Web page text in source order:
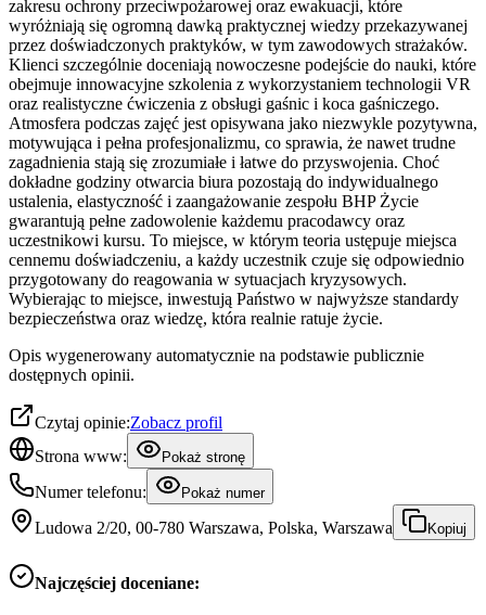
zakresu ochrony przeciwpożarowej oraz ewakuacji, które
wyróżniają się ogromną dawką praktycznej wiedzy przekazywanej
przez doświadczonych praktyków, w tym zawodowych strażaków.
Klienci szczególnie doceniają nowoczesne podejście do nauki, które
obejmuje innowacyjne szkolenia z wykorzystaniem technologii VR
oraz realistyczne ćwiczenia z obsługi gaśnic i koca gaśniczego.
Atmosfera podczas zajęć jest opisywana jako niezwykle pozytywna,
motywująca i pełna profesjonalizmu, co sprawia, że nawet trudne
zagadnienia stają się zrozumiałe i łatwe do przyswojenia. Choć
dokładne godziny otwarcia biura pozostają do indywidualnego
ustalenia, elastyczność i zaangażowanie zespołu BHP Życie
gwarantują pełne zadowolenie każdemu pracodawcy oraz
uczestnikowi kursu. To miejsce, w którym teoria ustępuje miejsca
cennemu doświadczeniu, a każdy uczestnik czuje się odpowiednio
przygotowany do reagowania w sytuacjach kryzysowych.
Wybierając to miejsce, inwestują Państwo w najwyższe standardy
bezpieczeństwa oraz wiedzę, która realnie ratuje życie.
Opis wygenerowany automatycznie na podstawie publicznie
dostępnych opinii.
Czytaj opinie:Zobacz profil
Strona www:
Pokaż stronę
Numer telefonu: Pokaż numer
Ludowa 2/20, 00-780 Warszawa, Polska, Warszawa Kopiuj
Najczęściej doceniane: